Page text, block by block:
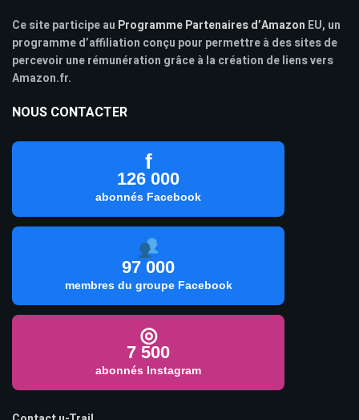
Ce site participe au Programme Partenaires d’Amazon EU, un
programme d’affiliation conçu pour permettre à des sites de
percevoir une rémunération grâce à la création de liens vers
Amazon.fr.
NOUS CONTACTER
f
126 000
abonnés Facebook
97 000
membres du groupe Facebook
◎
7 500
abonnés Instagram